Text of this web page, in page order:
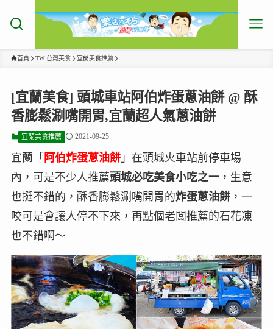
首頁 TW 台灣美食 宜蘭美食推薦
[宜蘭美食] 頭城車站阿伯炸蛋蔥油餅 @ 酥
香膨鬆涮嘴開胃,宜蘭超人氣蔥油餅
宜蘭美食推薦 2021-09-25
宜蘭「 阿伯炸蛋蔥油餅」在頭城火車站前停車場
內，可是不少人推薦頭城必吃美食小吃之一，生意
也挺不錯的，酥香膨鬆涮嘴開胃的炸蛋蔥油餅，一
咬可是會讓人停不下來，再點個老闆推薦的石花凍
也不錯啊～